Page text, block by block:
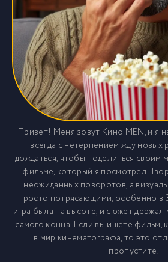
Привет! Меня зовут Кино MEN, и я
всегда с нетерпением жду новых
дождаться, чтобы поделиться
фильме, который я посмотрел.
неожиданных поворотов, а
просто потрясающими, особенно в
игра была на высоте, и сюжет
самого конца. Если вы ищете фильм,
в мир кинематографа, то это
пропустите!